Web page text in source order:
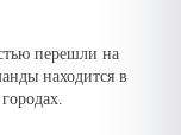
перешли на
находится в